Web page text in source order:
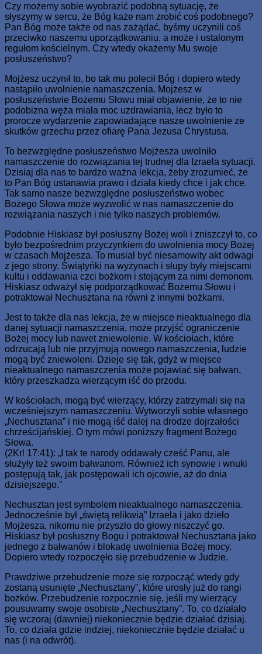
Czy możemy sobie wyobrazić podobną sytuację, że
słyszymy w sercu, że Bóg każe nam zrobić coś podobnego?
Pan Bóg może także od nas zażądać, byśmy uczynili coś
przeciwko naszemu uporządkowaniu, a może i ustalonym
regułom kościelnym. Czy wtedy okażemy Mu swoje
posłuszeństwo?
Mojżesz uczynił to, bo tak mu polecił Bóg i dopiero wtedy
nastąpiło uwolnienie namaszczenia. Mojżesz w
posłuszeństwie Bożemu Słowu miał objawienie, że to nie
podobizna węża miała moc uzdrawiania, lecz było to
prorocze wydarzenie zapowiadające nasze uwolnienie ze
skutków grzechu przez ofiarę Pana Jezusa Chrystusa.
To bezwzględne posłuszeństwo Mojżesza uwolniło
namaszczenie do rozwiązania tej trudnej dla Izraela sytuacji.
Dzisiaj dla nas to bardzo ważna lekcja, żeby zrozumieć, że
to Pan Bóg ustanawia prawo i działa kiedy chce i jak chce.
Tak samo nasze bezwzględne posłuszeństwo wobec
Bożego Słowa może wyzwolić w nas namaszczenie do
rozwiązania naszych i nie tylko naszych problemów.
Podobnie Hiskiasz był posłuszny Bożej woli i zniszczył to, co
było bezpośrednim przyczynkiem do uwolnienia mocy Bożej
w czasach Mojżesza. To musiał być niesamowity akt odwagi
z jego strony. Świątyńki na wyżynach i słupy były miejscami
kultu i oddawania czci bożkom i stojącym za nimi demonom.
Hiskiasz odważył się podporządkować Bożemu Słowu i
potraktował Nechusztana na równi z innymi bożkami.
Jest to także dla nas lekcja, że w miejsce nieaktualnego dla
danej sytuacji namaszczenia, może przyjść ograniczenie
Bożej mocy lub nawet zniewolenie. W kościołach, które
odrzucają lub nie przyjmują nowego namaszczenia, ludzie
mogą być zniewoleni. Dzieje się tak, gdyż w miejsce
nieaktualnego namaszczenia może pojawiać się bałwan,
który przeszkadza wierzącym iść do przodu.
W kościołach, mogą być wierzący, którzy zatrzymali się na
wcześniejszym namaszczeniu. Wytworzyli sobie własnego
„Nechusztana” i nie mogą iść dalej na drodze dojrzałości
chrześcijańskiej. O tym mówi poniższy fragment Bożego
Słowa.
(2Krl 17:41): „I tak te narody oddawały cześć Panu, ale
służyły też swoim bałwanom. Również ich synowie i wnuki
postępują tak, jak postępowali ich ojcowie, aż do dnia
dzisiejszego.”
Nechusztan jest symbolem nieaktualnego namaszczenia.
Jednocześnie był „świętą relikwią” Izraela i jako dzieło
Mojżesza, nikomu nie przyszło do głowy niszczyć go.
Hiskiasz był posłuszny Bogu i potraktował Nechusztana jako
jednego z bałwanów i blokadę uwolnienia Bożej mocy.
Dopiero wtedy rozpoczęło się przebudzenie w Judzie.
Prawdziwe przebudzenie może się rozpocząć wtedy gdy
zostaną usunięte „Nechusztany”, które urosły już do rangi
bożków. Przebudzenie rozpocznie się, jeśli my wierzący
pousuwamy swoje osobiste „Nechusztany”. To, co działało
się wczoraj (dawniej) niekoniecznie będzie działać dzisiaj.
To, co działa gdzie indziej, niekoniecznie będzie działać u
nas (i na odwrót).